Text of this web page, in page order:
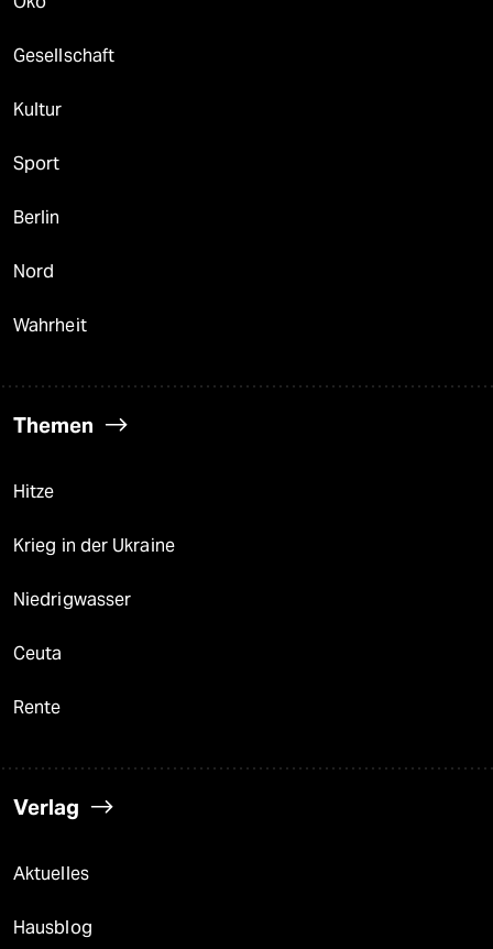
Gesellschaft
Kultur
Sport
Berlin
Nord
Wahrheit
Themen
Hitze
Krieg in der Ukraine
Niedrigwasser
Ceuta
Rente
Verlag
Aktuelles
Hausblog